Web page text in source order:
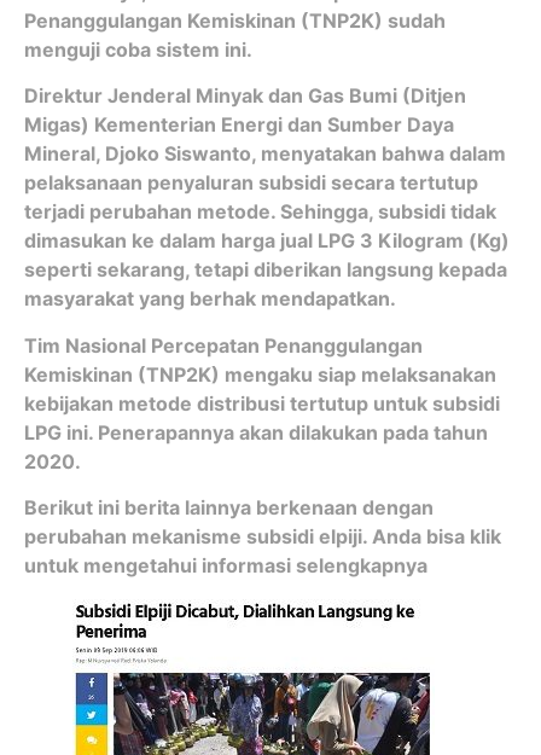
Penanggulangan Kemiskinan (TNP2K) sudah
menguji coba sistem ini.
Direktur Jenderal Minyak dan Gas Bumi (Ditjen
Migas) Kementerian Energi dan Sumber Daya
Mineral, Djoko Siswanto, menyatakan bahwa dalam
pelaksanaan penyaluran subsidi secara tertutup
terjadi perubahan metode. Sehingga, subsidi tidak
dimasukan ke dalam harga jual LPG 3 Kilogram (Kg)
seperti sekarang, tetapi diberikan langsung kepada
masyarakat yang berhak mendapatkan.
Tim Nasional Percepatan Penanggulangan
Kemiskinan (TNP2K) mengaku siap melaksanakan
kebijakan metode distribusi tertutup untuk subsidi
LPG ini. Penerapannya akan dilakukan pada tahun
2020.
Berikut ini berita lainnya berkenaan dengan
perubahan mekanisme subsidi elpiji. Anda bisa klik
untuk mengetahui informasi selengkapnya